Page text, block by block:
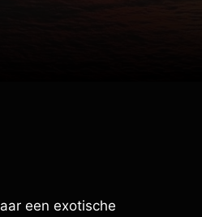
een exotische